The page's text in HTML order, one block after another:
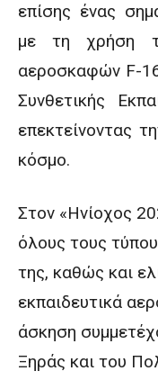
επίσης ένας
με τη χρήση
αεροσκαφών F-
Συνθετικής
επεκτείνοντας
κόσμο.
Στον «Ηνίοχος
όλους τους
της, καθώς και
εκπαιδευτικά
άσκηση
Ξηράς και του